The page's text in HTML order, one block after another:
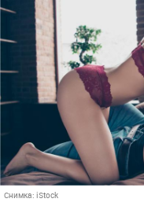
Снимка: iStock